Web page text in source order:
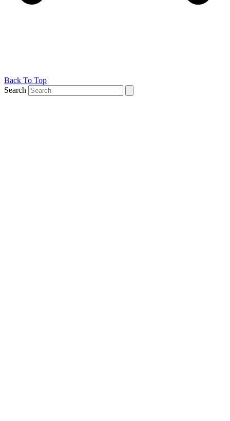
Back To Top
Search